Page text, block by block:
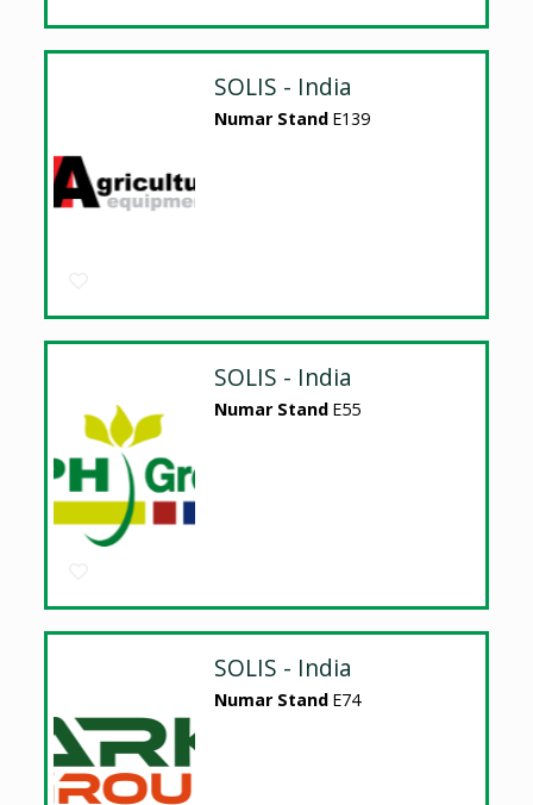
SOLIS - India
Numar Stand E139
SOLIS - India
Numar Stand E55
SOLIS - India
Numar Stand E74